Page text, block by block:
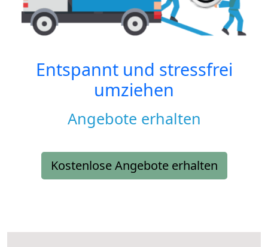
Entspannt und stressfrei
umziehen
Angebote erhalten
Kostenlose Angebote erhalten